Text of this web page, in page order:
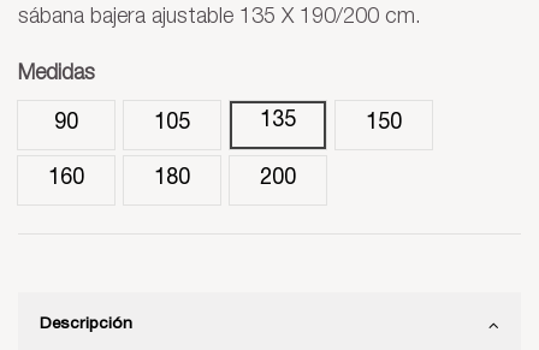
sábana bajera ajustable 135 X 190/200 cm.
Medidas
90 105 135 150
160 180 200
Descripción